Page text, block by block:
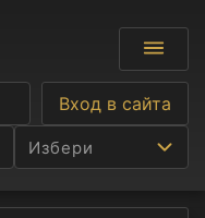
Избери
Вход в сайта